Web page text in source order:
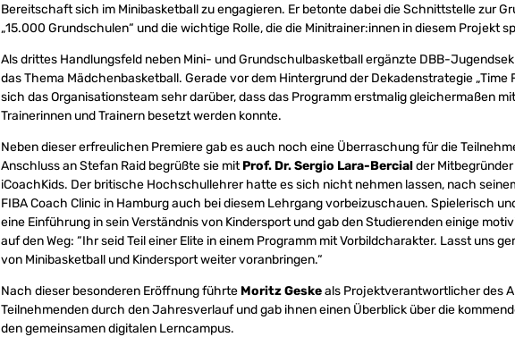
Bereitschaft sich im Minibasketball zu engagieren. Er betonte dabei die Schnittstelle zur
„15.000 Grundschulen“ und die wichtige Rolle, die die Minitrainer:innen in diesem Projekt
Als drittes Handlungsfeld neben Mini- und Grundschulbasketball ergänzte DBB-
das Thema Mädchenbasketball. Gerade vor dem Hintergrund der Dekadenstrategie „Time
sich das Organisationsteam sehr darüber, dass das Programm erstmalig gleichermaßen
Trainerinnen und Trainern besetzt werden konnte.
Neben dieser erfreulichen Premiere gab es auch noch eine Überraschung für die
Anschluss an Stefan Raid begrüßte sie mitProf. Dr. Sergio Lara-Bercialder
iCoachKids. Der britische Hochschullehrer hatte es sich nicht nehmen lassen, nach
FIBA Coach Clinic in Hamburg auch bei diesem Lehrgang vorbeizuschauen. Spielerisch
eine Einführung in sein Verständnis von Kindersport und gab den Studierenden einige
auf den Weg: “Ihr seid Teil einer Elite in einem Programm mit Vorbildcharakter. Lasst uns
von Minibasketball und Kindersport weiter voranbringen.“
Nach dieser besonderen Eröffnung führte Moritz Geskeals Projektverantwortlicher des
Teilnehmenden durch den Jahresverlauf und gab ihnen einen Überblick über die
den gemeinsamen digitalen Lerncampus.